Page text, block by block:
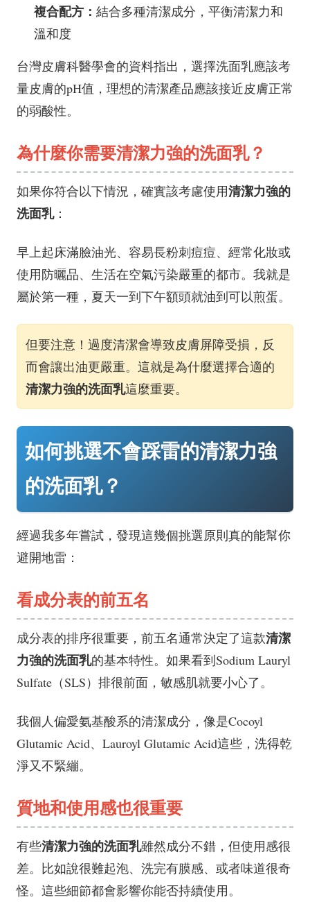
複合配方： 結合多種清潔成分，平衡清潔力和
溫和度
台灣皮膚科醫學會的資料指出，選擇洗面乳應該考
量皮膚的pH值，理想的清潔產品應該接近皮膚正常
的弱酸性。
為什麼你需要清潔力強的洗面乳？
如果你符合以下情況，確實該考慮使用清潔力強的
洗面乳：
早上起床滿臉油光、容易長粉刺痘痘、經常化妝或
使用防曬品、生活在空氣污染嚴重的都市。我就是
屬於第一種，夏天一到下午額頭就油到可以煎蛋。
但要注意！過度清潔會導致皮膚屏障受損，反
而會讓出油更嚴重。這就是為什麼選擇合適的
清潔力強的洗面乳這麼重要。
如何挑選不會踩雷的清潔力強
的洗面乳？
經過我多年嘗試，發現這幾個挑選原則真的能幫你
避開地雷：
看成分表的前五名
成分表的排序很重要，前五名通常決定了這款清潔
力強的洗面乳的基本特性。如果看到Sodium Lauryl
Sulfate（SLS）排很前面，敏感肌就要小心了。
我個人偏愛氨基酸系的清潔成分，像是Cocoyl
Glutamic Acid、Lauroyl Glutamic Acid這些，洗得乾
淨又不緊繃。
質地和使用感也很重要
有些清潔力強的洗面乳雖然成分不錯，但使用感很
差。比如說很難起泡、洗完有膜感、或者味道很奇
怪。這些細節都會影響你能否持續使用。